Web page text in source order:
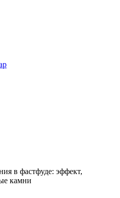
в фастфуде: эффект,
камни